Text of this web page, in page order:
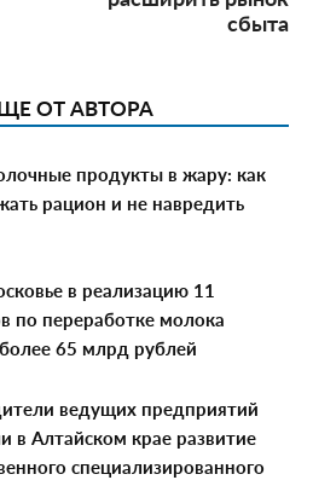
сбыта
ОТ АВТОРА
продукты в жару: как
рацион и не навредить
в реализацию 11
по переработке молока
65 млрд рублей
ведущих предприятий
в Алтайском крае развитие
специализированного